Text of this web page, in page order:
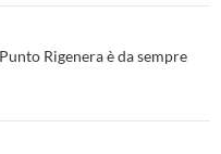
Rigenera è da sempre